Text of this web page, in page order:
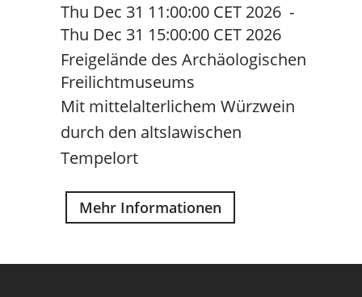
Thu Dec 31 11:00:00 CET 2026 -
Thu Dec 31 15:00:00 CET 2026
Freigelände des Archäologischen
Freilichtmuseums
Mit mittelalterlichem Würzwein
durch den altslawischen
Tempelort
Mehr Informationen